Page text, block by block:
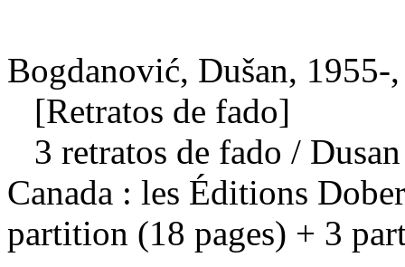
Bogdanović, Dušan, 1955-
[Retratos de fado]
3 retratos de fado /
Canada : les Éditions
partition (18 pages) + 3